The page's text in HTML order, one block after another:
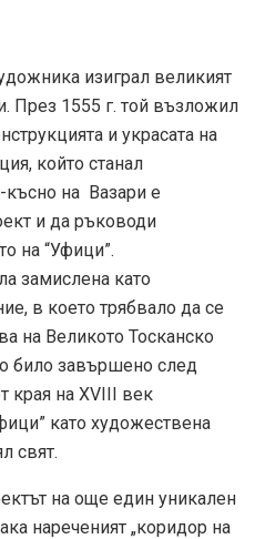
изиграл великият
През 1555 г. той възложил
и украсата на
който станал
късно на Вазари е
и да ръководи
на “Уфици”.
замислена като
в което трябвало да се
на Великото Тосканско
било завършено след
края на XVIII век
като художествена
свят.
на още един уникален
нареченият „коридор на